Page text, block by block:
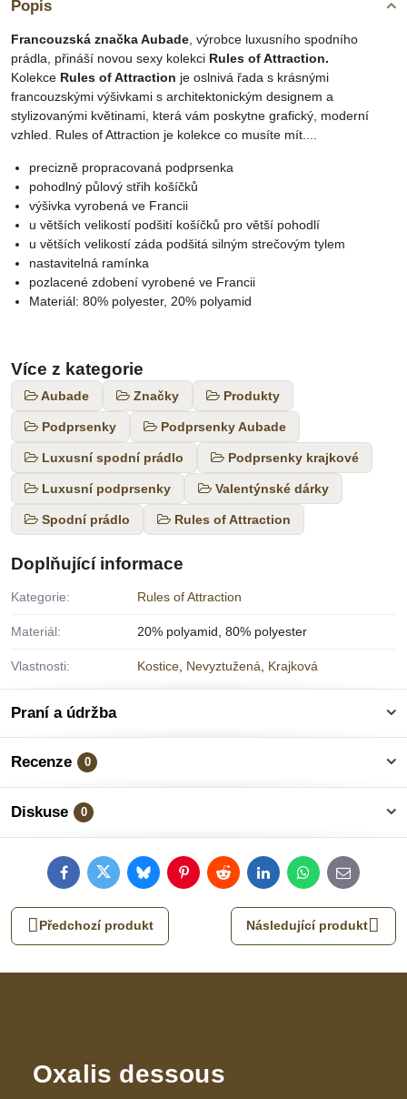
Popis
Francouzská značka Aubade , výrobce luxusního spodního
prádla, přináší novou sexy kolekci Rules of Attraction.
Kolekce Rules of Attraction je oslnivá řada s krásnými
francouzskými výšivkami s architektonickým designem a
stylizovanými květinami, která vám poskytne grafický, moderní
vzhled. Rules of Attraction je kolekce co musíte mít....
precizně propracovaná podprsenka
pohodlný půlový střih košíčků
výšivka vyrobená ve Francii
u větších velikostí podšití košíčků pro větší pohodlí
u větších velikostí záda podšitá silným strečovým tylem
nastavitelná ramínka
pozlacené zdobení vyrobené ve Francii
Materiál: 80% polyester, 20% polyamid
Více z kategorie
Aubade Značky Produkty
Podprsenky Podprsenky Aubade
Luxusní spodní prádlo Podprsenky krajkové
Luxusní podprsenky Valentýnské dárky
Spodní prádlo Rules of Attraction
Doplňující informace
Kategorie: Rules of Attraction
Materiál: 20% polyamid, 80% polyester
Vlastnosti: Kostice Nevyztužená Krajková
Praní a údržba
Recenze 0
Diskuse 0
FacebookTwitterBlueskyPinterestRedditLinkedInWhatsApp
E-
mail
Předchozí produkt Následující produkt
Oxalis dessous